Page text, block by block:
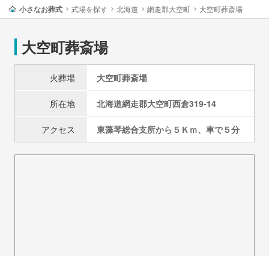
小さなお葬式 式場を探す 北海道 網走郡大空町 大空町葬斎場
大空町葬斎場
火葬場 大空町葬斎場
所在地 北海道網走郡大空町西倉319-14
アクセス 東藻琴総合支所から５Ｋｍ、車で５分